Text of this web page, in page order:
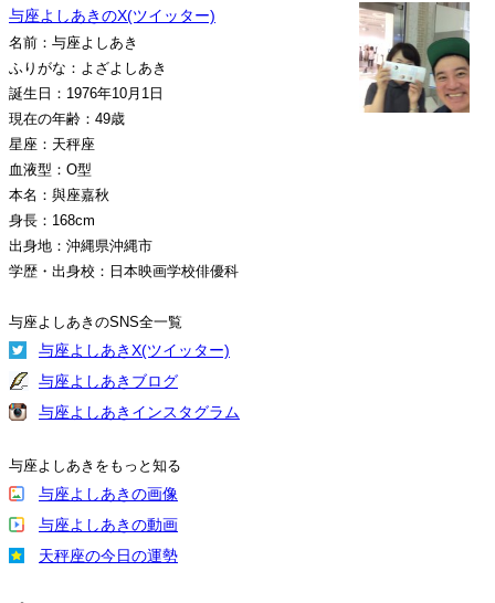
与座よしあきのX(ツイッター)
名前：与座よしあき
ふりがな：よざよしあき
誕生日：1976年10月1日
現在の年齢：49歳
星座：天秤座
血液型：O型
本名：與座嘉秋
身長：168cm
出身地：沖縄県沖縄市
学歴・出身校：日本映画学校俳優科
与座よしあきのSNS全一覧
与座よしあきX(ツイッター)
与座よしあきブログ
与座よしあきインスタグラム
与座よしあきをもっと知る
与座よしあきの画像
与座よしあきの動画
天秤座の今日の運勢